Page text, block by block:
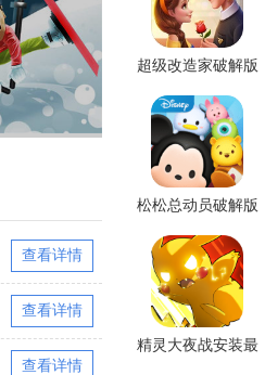
查看详情
查看详情
查看详情
超级改造家破解版
无限星
松松总动员破解版
无限钻石
精灵大夜战安装最